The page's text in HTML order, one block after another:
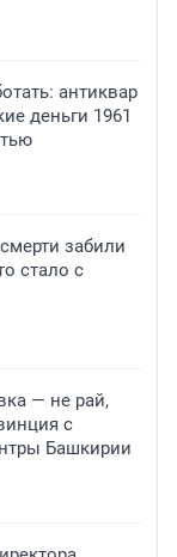
антиквар
деньги 1961
забили
стало с
— не рай,
с
Башкирии